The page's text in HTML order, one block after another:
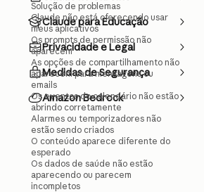
Claude para Educação
Privacidade e Legal
Medidas de Segurança
Amazon Bedrock
Solução de problemas
Claude não está oferecendo usar
meus aplicativos
Os prompts de permissão não
aparecem
As opções de compartilhamento não
aparecem para mensagens ou
emails
Os eventos do calendário não estão
abrindo corretamente
Alarmes ou temporizadores não
estão sendo criados
O conteúdo aparece diferente do
esperado
Os dados de saúde não estão
aparecendo ou parecem
incompletos